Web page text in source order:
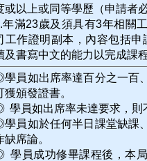
或以上或同等學歷（申請者
年滿23歲及須具有3年相關
工作證明副本，內容包括
及書寫中文的能力以完成課
員如出席率達百分之一百
獲頒發證書。
學員如出席率未達要求，則
員如於任何半日課堂缺課
缺席論。
學員成功修畢課程後，本